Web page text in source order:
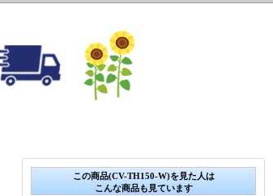
この商品(CV-TH150-W)を見た人は
こんな商品も見ています